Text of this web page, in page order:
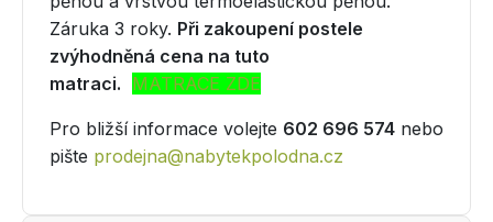
Záruka 3 roky. Při zakoupení postele
zvýhodněná cena na tuto
matraci. MATRACE ZDE
Pro bližší informace volejte 602 696 574 nebo
pište prodejna@nabytekpolodna.cz